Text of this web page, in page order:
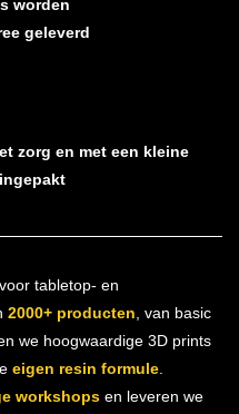
worden
geleverd
zorg en met een kleine
tabletop- en
2000+ producten , van basic
we hoogwaardige 3D prints
eigen resin formule.
workshopsen leveren we